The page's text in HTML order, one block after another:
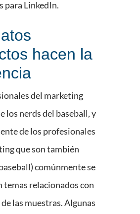
para LinkedIn.
hacen la
del marketing
los nerds del baseball, y
de los profesionales
que son también
comúnmente se
temas relacionados con
las muestras. Algunas